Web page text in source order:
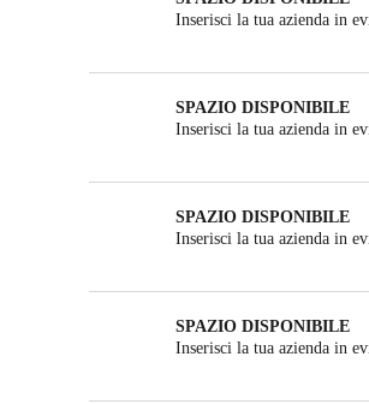
Inserisci la tua azienda in
SPAZIO DISPONIBILE
Inserisci la tua azienda in
SPAZIO DISPONIBILE
Inserisci la tua azienda in
SPAZIO DISPONIBILE
Inserisci la tua azienda in